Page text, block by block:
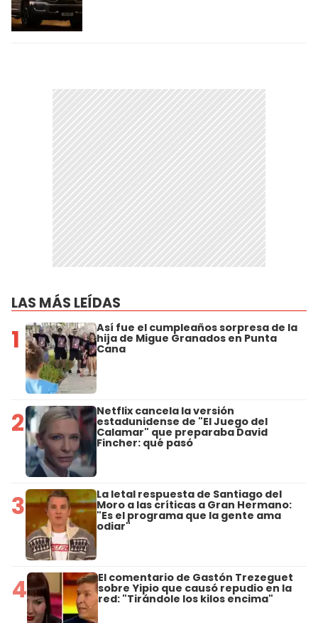
LAS MÁS LEÍDAS
1 Así fue el cumpleaños sorpresa de la
hija de Migue Granados en Punta
Cana
2 Netflix cancela la versión
estadunidense de "El Juego del
Calamar" que preparaba David
Fincher: qué pasó
3 La letal respuesta de Santiago del
Moro a las críticas a Gran Hermano:
"Es el programa que la gente ama
odiar"
4 El comentario de Gastón Trezeguet
sobre Yipio que causó repudio en la
red: "Tirándole los kilos encima"